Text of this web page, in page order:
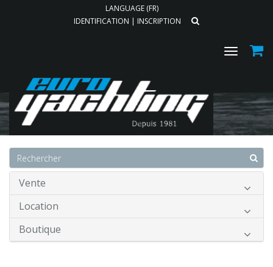
LANGUAGE (FR)
IDENTIFICATION | INSCRIPTION
Toggle
Accueil
Vente
Location
Boutique